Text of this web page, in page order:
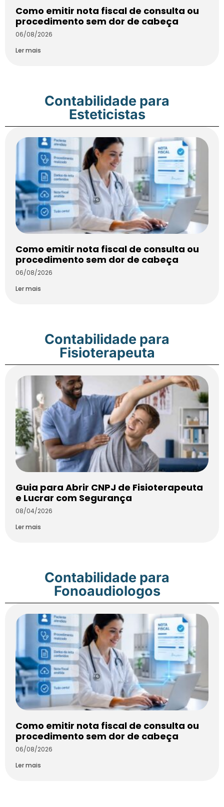
Como emitir nota fiscal de consulta ou
procedimento sem dor de cabeça
06/08/2026
Ler mais
Contabilidade para
Esteticistas
Como emitir nota fiscal de consulta ou
procedimento sem dor de cabeça
06/08/2026
Ler mais
Contabilidade para
Fisioterapeuta
Guia para Abrir CNPJ de Fisioterapeuta
e Lucrar com Segurança
08/04/2026
Ler mais
Contabilidade para
Fonoaudiologos
Como emitir nota fiscal de consulta ou
procedimento sem dor de cabeça
06/08/2026
Ler mais